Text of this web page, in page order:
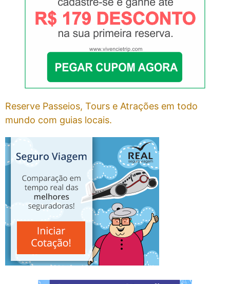
Reserve Passeios, Tours e Atrações em todo
mundo com guias locais.